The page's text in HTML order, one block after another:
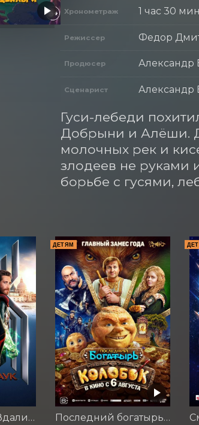
Хронометраж 1 час 30
Режиссер Федор
Продюсер Александр
Сценарист Александр
Гуси-лебеди
Добрыни и Алёши.
молочных рек и
злодеев не руками
борьбе с гусями,
Человек-паук: Вдали от дома (2019)
ДЕТЯМ
Последний богатырь. Колобок